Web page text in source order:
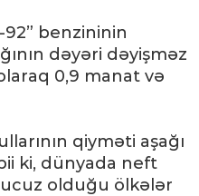
benzininin
dəyəri dəyişməz
0,9 manat və
qiyməti aşağı
ki, dünyada neft
ucuz olduğu ölkələr